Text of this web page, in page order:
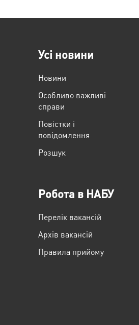
Усі новини
Новини
Особливо важливі
справи
Повістки і
повідомлення
Розшук
Робота в НАБУ
Перелік вакансій
Архів вакансій
Правила прийому